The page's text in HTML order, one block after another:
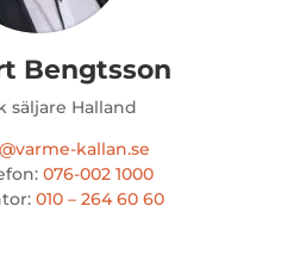
Bengtsson
säljare Halland
kallan.se
076-002 1000
010 – 264 60 60